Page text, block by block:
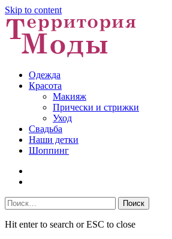
Skip to content
Одежда
Красота
Макияж
Прически и стрижки
Уход
Свадьба
Наши детки
Шоппинг
Найти:
Hit enter to search or ESC to close